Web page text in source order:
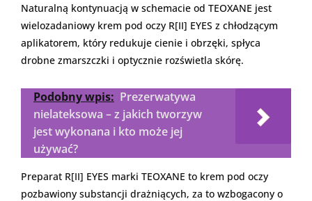
Naturalną kontynuacją w schemacie od TEOXANE jest
wielozadaniowy krem pod oczy R[II] EYES z chłodzącym
aplikatorem, który redukuje cienie i obrzęki, spłyca
drobne zmarszczki i optycznie rozświetla skórę.
Podobny wpis: Prezerwatywa
nielateksowa – z jakich tworzyw
jest wykonana i kto może jej
używać?
Preparat R[II] EYES marki TEOXANE to krem pod oczy
pozbawiony substancji drażniących, za to wzbogacony o